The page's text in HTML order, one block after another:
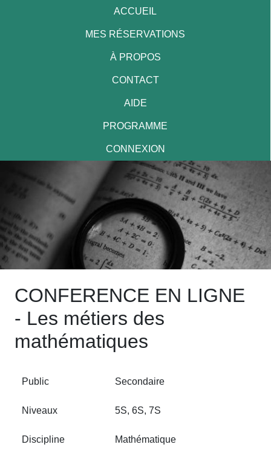
ACCUEIL
MES RÉSERVATIONS
À PROPOS
CONTACT
AIDE
PROGRAMME
CONNEXION
CONFERENCE EN LIGNE
- Les métiers des
mathématiques
Public Secondaire
Niveaux 5S, 6S, 7S
Discipline Mathématique